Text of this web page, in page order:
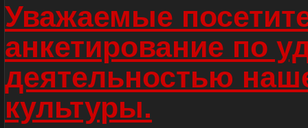
Уважаемые
анкетирование по
деятельностью
культуры.